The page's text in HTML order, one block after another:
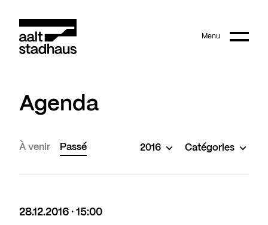
Main content Menu
Agenda
À venir Passé 2016 Catégories
28.12.2016 · 15:00